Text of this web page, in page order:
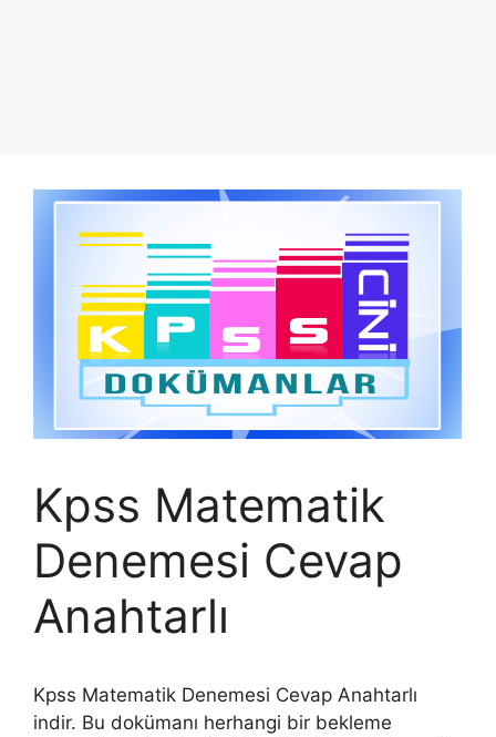
Kpss Matematik
Denemesi Cevap
Anahtarlı
Kpss Matematik Denemesi Cevap Anahtarlı
indir. Bu dokümanı herhangi bir bekleme